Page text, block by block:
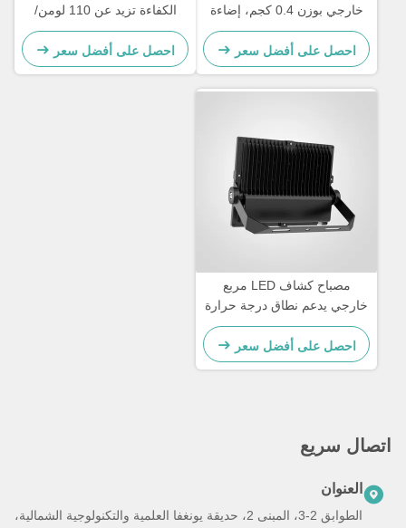
خارجي بوزن 0.4 كجم، إضاءة
خارجية شديدة التحمل مصممة
للإضاءة الأمنية وأماكن الفعاليات
الخارجية
احصل على أفضل سعر
الكفاءة تزيد عن 110 لومن/
واط، تحمل درجات حرارة من
-20 درجة مئوية إلى 45 درجة
مئوية، إضاءة للطرق والمناطق
احصل على أفضل سعر
مصباح كشاف LED مربع
خارجي يدعم نطاق درجة حرارة
من سالب 20 درجة مئوية إلى
45 درجة مئوية، أداء وإضاءة
واسعة المساحة
احصل على أفضل سعر
اتصال سريع
العنوان
الطوابق 2-3، المبنى 2، حديقة يونغفا العلمية والتكنولوجية الشمالية،